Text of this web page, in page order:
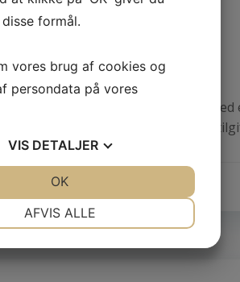
et duelighedsbevis i Middelfart.
at navigere efter et ægte søkort. I
formål.
vores brug af cookies og
persondata på vores
VIS DETALJER
AFVIS ALLE
OK